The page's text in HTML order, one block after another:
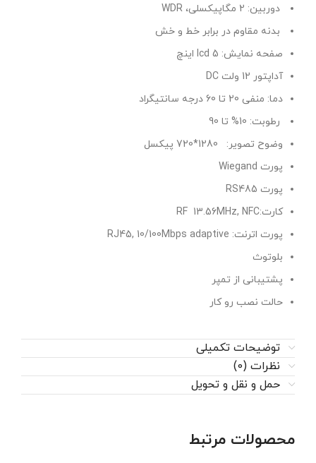
دوربین: 2 مگاپیکسلی، WDR
بدنه مقاوم در برابر خط و خش
صفحه نمایش: lcd 5 اینچ
آداپتور 12 ولت DC
دما: منفی 20 تا 60 درجه سانتیگراد
رطوبت: 10% تا 90
وضوح تصویر: 1280*720 پیکسل
پورت Wiegand
پورت RS485
کارت:RF 13.56MHz, NFC
پورت اترنت: RJ45, 10/100Mbps adaptive
بلوتوث
پشتیبانی از تمپر
حالت نصب رو کار
توضیحات تکمیلی
نظرات (0)
حمل و نقل و تحویل
محصولات مرتبط